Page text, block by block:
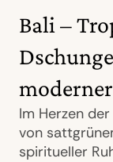
Bali –
Im Herzen
von
spiritueller